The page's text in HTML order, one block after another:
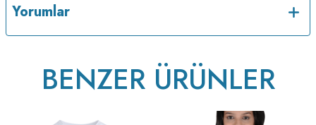
Yorumlar
BENZER ÜRÜNLER